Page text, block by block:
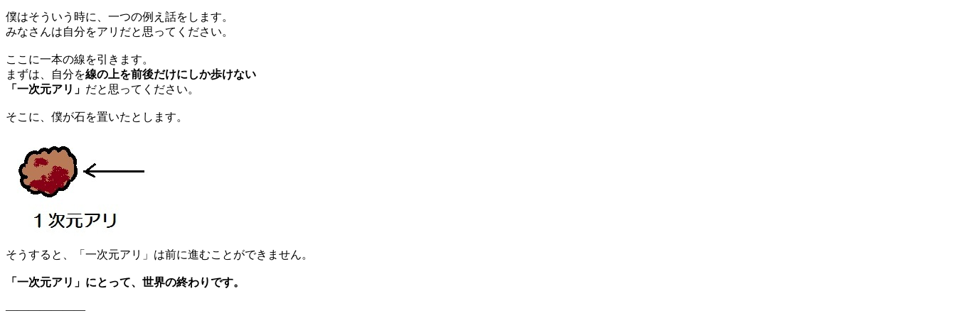
僕はそういう時に、一つの例え話をします。
みなさんは自分をアリだと思ってください。
ここに一本の線を引きます。
まずは、自分を線の上を前後だけにしか歩けない
「一次元アリ」 だと思ってください。
そこに、僕が石を置いたとします。
そうすると、「一次元アリ」は前に進むことができません。
「一次元アリ」にとって、世界の終わりです。
———————